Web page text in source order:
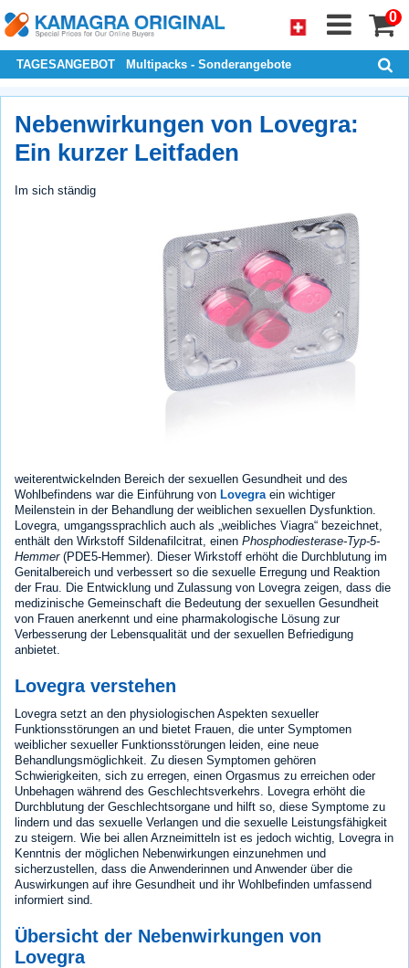
0
TAGESANGEBOT Multipacks - Sonderangebote
Nebenwirkungen von Lovegra:
Ein kurzer Leitfaden
Im sich ständig
weiterentwickelnden Bereich der sexuellen Gesundheit und des
Wohlbefindens war die Einführung von Lovegra ein wichtiger
Meilenstein in der Behandlung der weiblichen sexuellen Dysfunktion.
Lovegra, umgangssprachlich auch als „weibliches Viagra“ bezeichnet,
enthält den Wirkstoff Sildenafilcitrat, einen Phosphodiesterase-Typ-5-
Hemmer(PDE5-Hemmer). Dieser Wirkstoff erhöht die Durchblutung im
Genitalbereich und verbessert so die sexuelle Erregung und Reaktion
der Frau. Die Entwicklung und Zulassung von Lovegra zeigen, dass die
medizinische Gemeinschaft die Bedeutung der sexuellen Gesundheit
von Frauen anerkennt und eine pharmakologische Lösung zur
Verbesserung der Lebensqualität und der sexuellen Befriedigung
anbietet.
Lovegra verstehen
Lovegra setzt an den physiologischen Aspekten sexueller
Funktionsstörungen an und bietet Frauen, die unter Symptomen
weiblicher sexueller Funktionsstörungen leiden, eine neue
Behandlungsmöglichkeit. Zu diesen Symptomen gehören
Schwierigkeiten, sich zu erregen, einen Orgasmus zu erreichen oder
Unbehagen während des Geschlechtsverkehrs. Lovegra erhöht die
Durchblutung der Geschlechtsorgane und hilft so, diese Symptome zu
lindern und das sexuelle Verlangen und die sexuelle Leistungsfähigkeit
zu steigern. Wie bei allen Arzneimitteln ist es jedoch wichtig, Lovegra in
Kenntnis der möglichen Nebenwirkungen einzunehmen und
sicherzustellen, dass die Anwenderinnen und Anwender über die
Auswirkungen auf ihre Gesundheit und ihr Wohlbefinden umfassend
informiert sind.
Übersicht der Nebenwirkungen von
Lovegra